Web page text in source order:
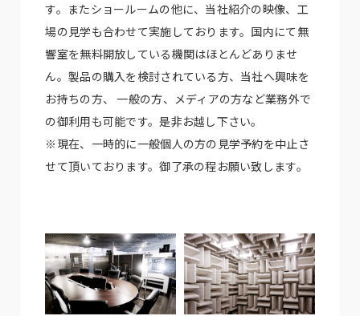
す。またショールームの他に、当社紹介の映像、工
場の見学も合わせて実施しております。国内にて無
響室を無料開放している機関はほとんどありませ
ん。製品の購入を検討されている方、当社へ興味を
お持ちの方、 一般の方、メディアの方など業務外で
の御利用も可能です。是非お越し下さい。
※現在、一時的に一般個人の方の見学予約を中止さ
せて頂いております。御了承の程お願い致します。